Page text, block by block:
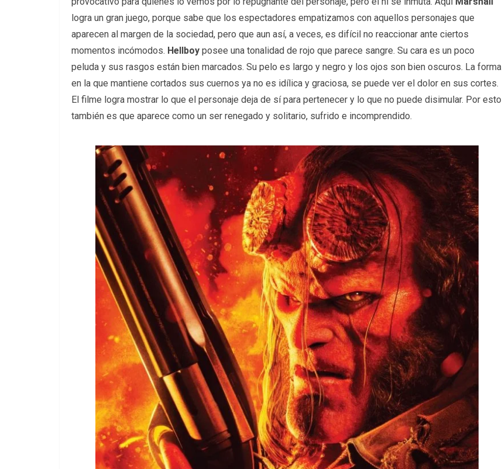
logra un gran juego, porque sabe que los espectadores empatizamos con aquellos personajes que
aparecen al margen de la sociedad, pero que aun así, a veces, es difícil no reaccionar ante ciertos
momentos incómodos. Hellboy posee una tonalidad de rojo que parece sangre. Su cara es un poco
peluda y sus rasgos están bien marcados. Su pelo es largo y negro y los ojos son bien oscuros. La forma
en la que mantiene cortados sus cuernos ya no es idílica y graciosa, se puede ver el dolor en sus cortes.
El filme logra mostrar lo que el personaje deja de sí para pertenecer y lo que no puede disimular. Por esto
también es que aparece como un ser renegado y solitario, sufrido e incomprendido.